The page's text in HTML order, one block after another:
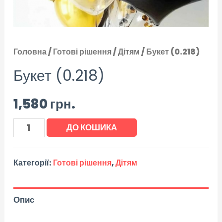
Головна/Готові рішення/Дітям/ Букет (0.218)
Букет (0.218)
1,580грн.
ДО КОШИКА
Категорії: Готові рішення,Дітям
Опис